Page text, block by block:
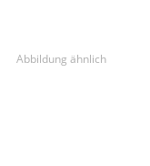
Abbildung ähnlich